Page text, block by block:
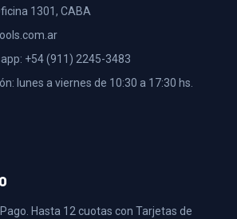
1301, CABA
+54 (911) 2245-3483
lunes a viernes de 10:30 a 17:30 hs.
Hasta 12 cuotas con Tarjetas de